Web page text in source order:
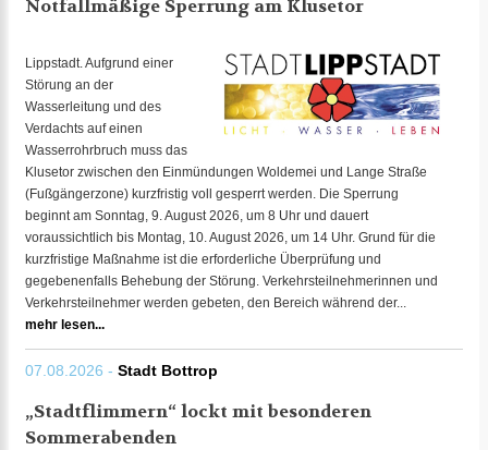
Notfallmäßige Sperrung am Klusetor
Lippstadt. Aufgrund einer
Störung an der
Wasserleitung und des
Verdachts auf einen
Wasserrohrbruch muss das
Klusetor zwischen den Einmündungen Woldemei und Lange Straße
(Fußgängerzone) kurzfristig voll gesperrt werden. Die Sperrung
beginnt am Sonntag, 9. August 2026, um 8 Uhr und dauert
voraussichtlich bis Montag, 10. August 2026, um 14 Uhr. Grund für die
kurzfristige Maßnahme ist die erforderliche Überprüfung und
gegebenenfalls Behebung der Störung. Verkehrsteilnehmerinnen und
Verkehrsteilnehmer werden gebeten, den Bereich während der...
mehr lesen...
07.08.2026 - Stadt Bottrop
„Stadtflimmern“ lockt mit besonderen
Sommerabenden